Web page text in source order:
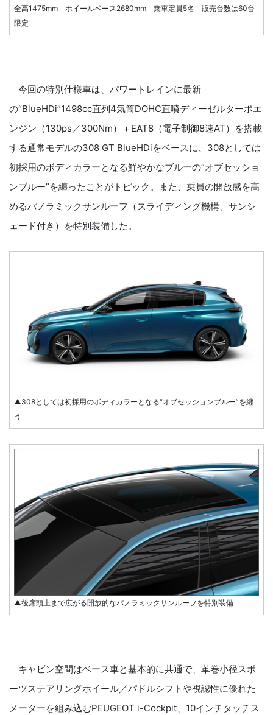
全高1475mm ホイールベース2680mm 乗車定員5名 販売台数は60台
限定
今回の特別仕様車は、パワートレインに最新
の“BlueHDi”1498cc直列4気筒DOHC直噴ディーゼルターボエ
ンジン（130ps／300Nm）＋EAT8（電子制御8速AT）を搭載
する通常モデルの308 GT BlueHDiをベースに、308としては
初採用のボディカラーとなる鮮やかなブルーの“オブセッショ
ンブルー”を纏ったことがトピック。また、乗員の開放感を高
めるパノラミックサンルーフ（スライディング機構、サンシ
ェード付き）を特別装備した。
▲308としては初採用のボディカラーとなる“オブセッションブルー”を纏
う
▲後席頭上まで広がる開放的なパノラミックサンルーフを特別装備
キャビン空間はベース車と基本的に共通で、革巻小径スポ
ーツステアリングホイール／パドルシフトや視認性に優れた
メーターを組み込むPEUGEOT i-Cockpit、10インチタッチス